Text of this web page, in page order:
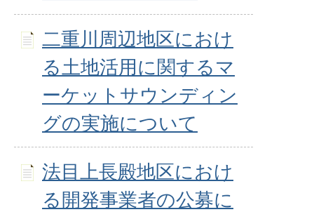
二重川周辺地区におけ
る土地活用に関するマ
ーケットサウンディン
グの実施について
法目上長殿地区におけ
る開発事業者の公募に